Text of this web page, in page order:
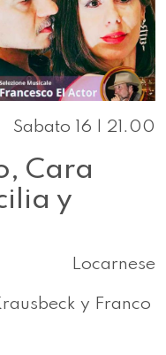
Sabato 16 | 21.00
Cara
y
Locarnese
y Franco